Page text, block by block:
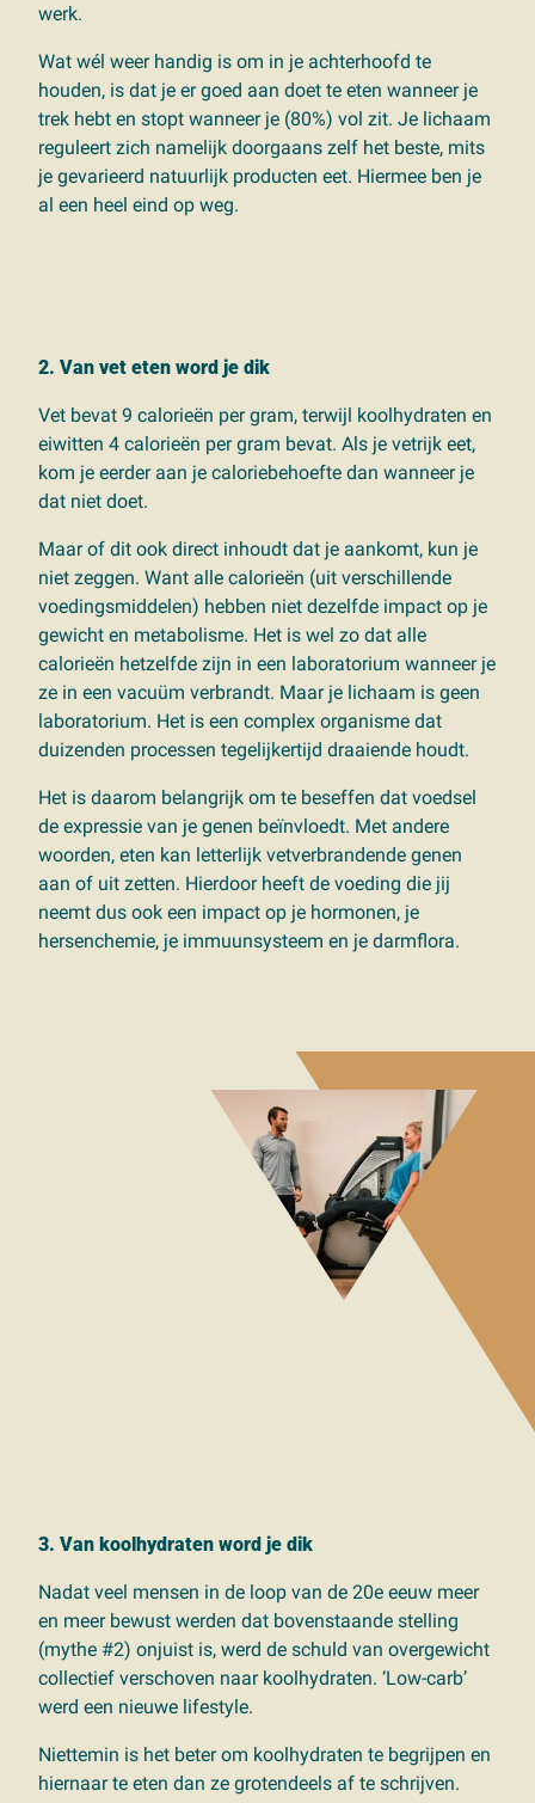
werk.
Wat wél weer handig is om in je achterhoofd te
houden, is dat je er goed aan doet te eten wanneer je
trek hebt en stopt wanneer je (80%) vol zit. Je lichaam
reguleert zich namelijk doorgaans zelf het beste, mits
je gevarieerd natuurlijk producten eet. Hiermee ben je
al een heel eind op weg.
2. Van vet eten word je dik
Vet bevat 9 calorieën per gram, terwijl koolhydraten en
eiwitten 4 calorieën per gram bevat. Als je vetrijk eet,
kom je eerder aan je caloriebehoefte dan wanneer je
dat niet doet.
Maar of dit ook direct inhoudt dat je aankomt, kun je
niet zeggen. Want alle calorieën (uit verschillende
voedingsmiddelen) hebben niet dezelfde impact op je
gewicht en metabolisme. Het is wel zo dat alle
calorieën hetzelfde zijn in een laboratorium wanneer je
ze in een vacuüm verbrandt. Maar je lichaam is geen
laboratorium. Het is een complex organisme dat
duizenden processen tegelijkertijd draaiende houdt.
Het is daarom belangrijk om te beseffen dat voedsel
de expressie van je genen beïnvloedt. Met andere
woorden, eten kan letterlijk vetverbrandende genen
aan of uit zetten. Hierdoor heeft de voeding die jij
neemt dus ook een impact op je hormonen, je
hersenchemie, je immuunsysteem en je darmflora.
3. Van koolhydraten word je dik
Nadat veel mensen in de loop van de 20e eeuw meer
en meer bewust werden dat bovenstaande stelling
(mythe #2) onjuist is, werd de schuld van overgewicht
collectief verschoven naar koolhydraten. ‘Low-carb’
werd een nieuwe lifestyle.
Niettemin is het beter om koolhydraten te begrijpen en
hiernaar te eten dan ze grotendeels af te schrijven.